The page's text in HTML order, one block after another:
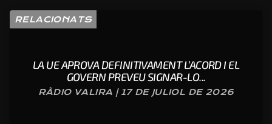
RELACIONATS
LA UE APROVA DEFINITIVAMENT L’ACORD I EL
GOVERN PREVEU SIGNAR-LO...
RÀDIO VALIRA | 17 DE JULIOL DE 2026